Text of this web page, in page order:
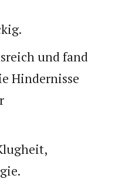
und fand
Hindernisse